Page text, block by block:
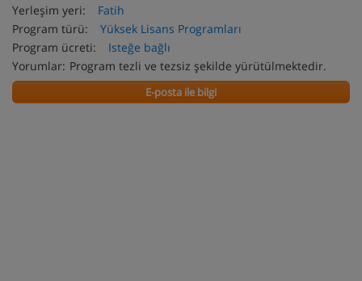
Yerleşim yeri:
Fatih
Program türü:
Yüksek Lisans Programları
Program ücreti:
Isteğe bağlı
Yorumlar: Program tezli ve tezsiz şekilde yürütülmektedir.
E-posta ile bilgi